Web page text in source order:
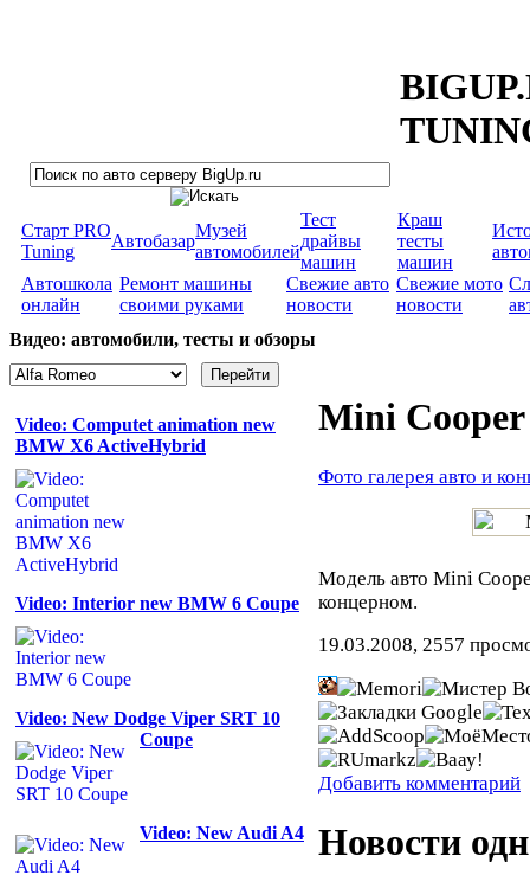
Старт PRO
Tuning
Автобазар
Музей
автомобилей
Тест
драйвы
машин
Краш
тесты
машин
Автошкола
онлайн
Ремонт машины
своими руками
Свежие авто
новости
Свежие мото
новости
Видео: автомобили, тесты и обзоры
Video: Computet animation new
BMW X6 ActiveHybrid
Video: Interior new BMW 6 Coupe
Video: New Dodge Viper SRT 10
Coupe
Video: New Audi A4
Mini Cooper
Фото галерея авто и
Модель авто Mini
концерном.
19.03.2008, 2557
Добавить комментарий
Новости